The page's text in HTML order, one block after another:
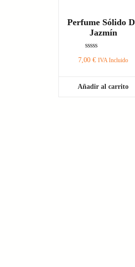
Perfume Sólido
Jazmín
con
7,00€ IVA Incluido
Añadir al carrito